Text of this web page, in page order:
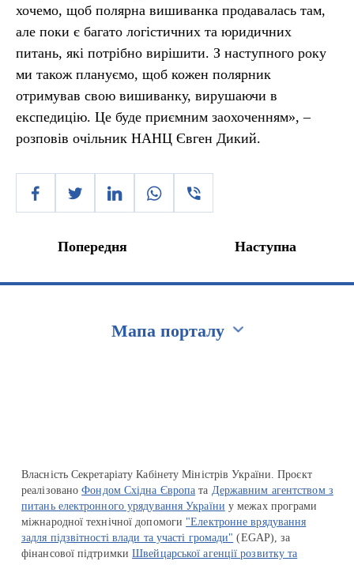
хочемо, щоб полярна вишиванка продавалась там,
але поки є багато логістичних та юридичних
питань, які потрібно вирішити. З наступного року
ми також плануємо, щоб кожен полярник
отримував свою вишиванку, вирушаючи в
експедицію. Це буде приємним заохоченням», –
розповів очільник НАНЦ Євген Дикий.
Попередня Наступна
Мапа порталу
Власність Секретаріату Кабінету Міністрів України. Проєкт
реалізованоФондом Східна Європа та Державним агентством з
питань електронного урядування України у межах програми
міжнародної технічної допомоги "Електронне врядування
задля підзвітності влади та участі громади" (EGAP), за
фінансової підтримкиШвейцарської агенції розвитку та